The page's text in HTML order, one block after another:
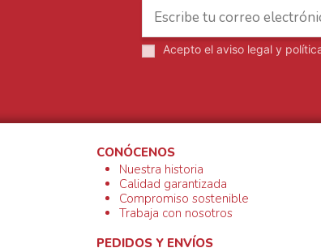
Acepto elaviso legal y
CONÓCENOS
Nuestra historia
Calidad garantizada
Compromiso sostenible
Trabaja con nosotros
PEDIDOS Y ENVÍOS